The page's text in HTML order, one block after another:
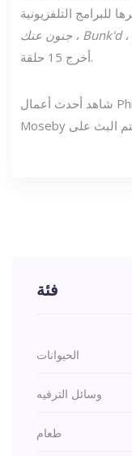
أخرج 15 حلقة.
شاهد أحدث أعمال Phill ، ولا تفوت الفرصة للقبض عليه مثل السيد
Moseby
فئة
الحيوانات
وسائل الترفيه
طعام